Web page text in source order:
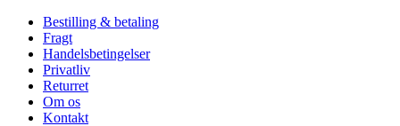
Bestilling & betaling
Fragt
Handelsbetingelser
Privatliv
Returret
Om os
Kontakt